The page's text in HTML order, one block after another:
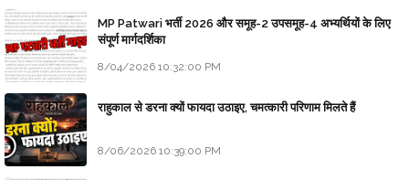
MP Patwari भर्ती 2026 और समूह-2 उपसमूह-4 अभ्यर्थियों के लिए
संपूर्ण मार्गदर्शिका
8/04/2026 10:32:00 PM
राहुकाल से डरना क्यों फायदा उठाइए, चमत्कारी परिणाम मिलते हैं
8/06/2026 10:39:00 PM